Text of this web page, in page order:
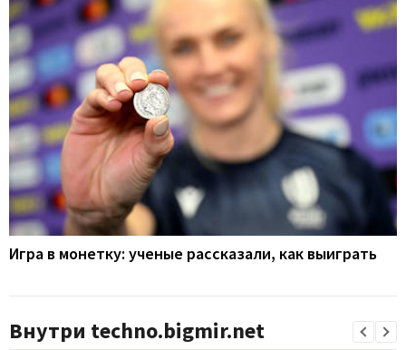
Игра в монетку: ученые рассказали, как выиграть
Внутри techno.bigmir.net